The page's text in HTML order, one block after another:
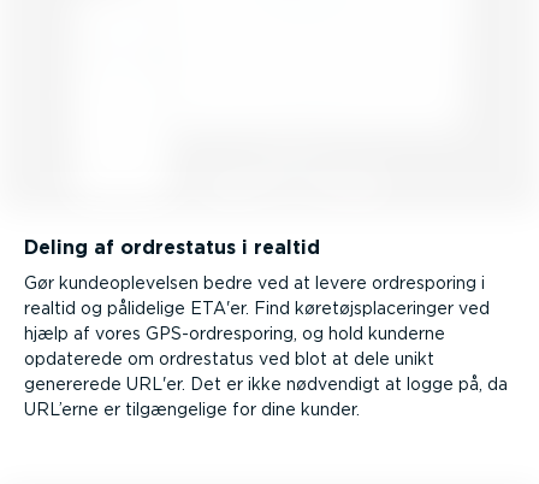
Deling af ordrestatus i realtid
Gør kunde­op­le­velsen bedre ved at levere ordre­sporing i
realtid og pålidelige ETA'er. Find køretøjs­pla­ce­ringer ved
hjælp af vores GPS-or­dre­sporing, og hold kunderne
opdaterede om ordrestatus ved blot at dele unikt
genererede URL'er. Det er ikke nødvendigt at logge på, da
URL’erne er tilgæn­gelige for dine kunder.